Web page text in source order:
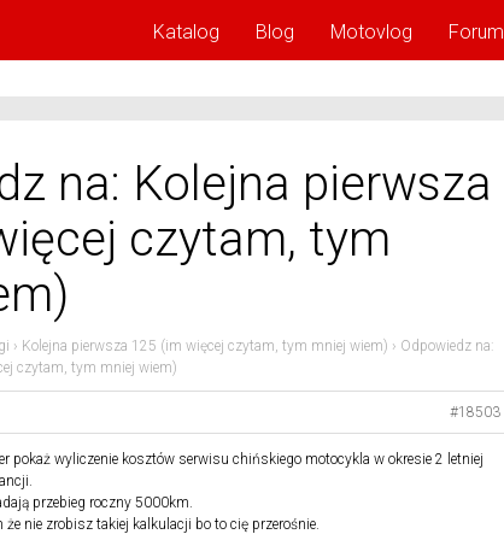
Katalog Blog Motovlog Forum
na: Kolejna pierwsza
czytam, tym
› Kolejna pierwsza 125 (im więcej czytam, tym mniej wiem) › Odpowiedz na:
czytam, tym mniej wiem)
#18503
pokaż wyliczenie kosztów serwisu chińskiego motocykla w okresie 2 letniej
przebieg roczny 5000km.
że nie zrobisz takiej kalkulacji bo to cię przerośnie.